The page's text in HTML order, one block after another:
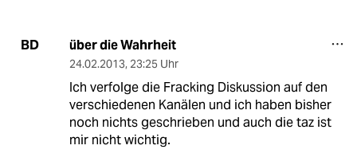
BD über die Wahrheit
24.02.2013, 23:25 Uhr
Ich verfolge die Fracking Diskussion auf den
verschiedenen Kanälen und ich haben bisher
noch nichts geschrieben und auch die taz ist
mir nicht wichtig.